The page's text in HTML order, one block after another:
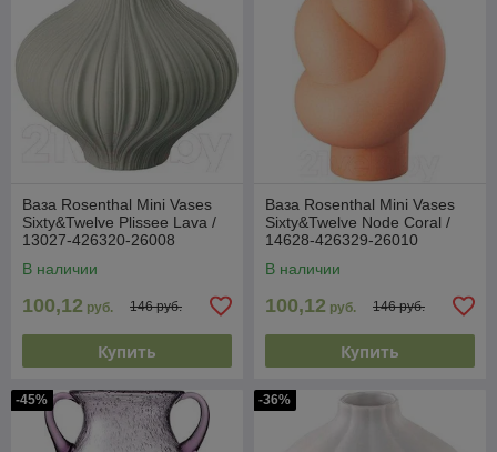
Ваза Rosenthal Mini Vases
Sixty&Twelve Plissee Lava /
13027-426320-26008
В наличии
100,12 руб. 146 руб.
Купить
Ваза Rosenthal Mini Vases
Sixty&Twelve Node Coral /
14628-426329-26010
В наличии
100,12 руб. 146 руб.
Купить
-45% -36%